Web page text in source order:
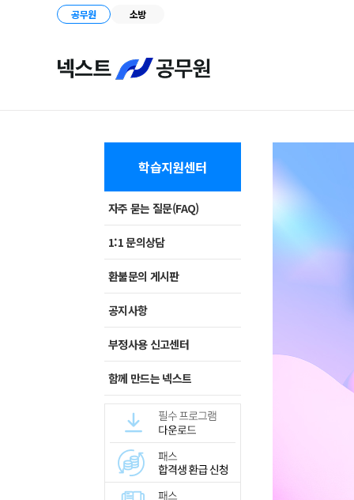
공무원 소방
학습지원센터
자주 묻는 질문(FAQ)
1:1 문의상담
환불문의 게시판
공지사항
부정사용 신고센터
함께 만드는 넥스트